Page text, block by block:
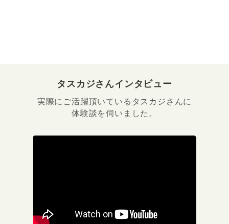
タスカジさんインタビュー
実際にご活躍頂いているタスカジさんに
体験談を伺いました。